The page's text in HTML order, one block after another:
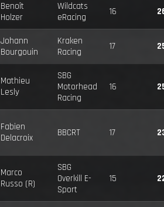
Benoît
Holzer
Wildcats
eRacing
16
Johann
Bourgouin
Kraken
Racing
17
Mathieu
Lesly
SBG
Motorhead
Racing
16
Fabien
Delacroix
BBCRT 17
Marco
Russo (R)
SBG
Overkill E-
Sport
15